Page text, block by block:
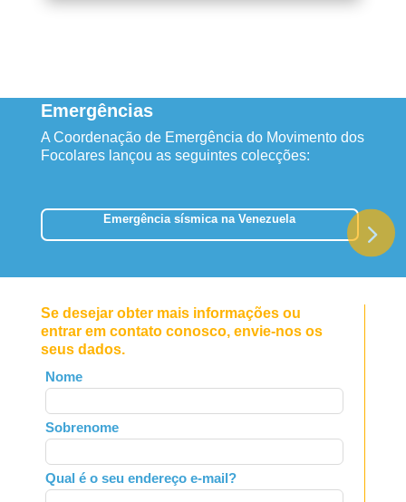
Emergências
A Coordenação de Emergência do Movimento dos
Focolares lançou as seguintes colecções:
Emergência sísmica na Venezuela
Se desejar obter mais informações ou
entrar em contato conosco, envie-nos os
seus dados.
Leave
this
field
blank
Nome
Sobrenome
Qual é o seu endereço e-mail?